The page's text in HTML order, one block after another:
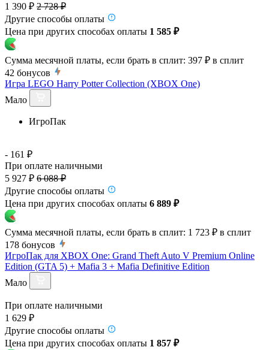
1 390 ₽ 2 728 ₽
Другие способы оплаты
Цена при других способах оплаты 1 585 ₽
Сумма месячной платы, если брать в сплит: 397 ₽ в сплит
42 бонусов
Игра LEGO Harry Potter Collection (XBOX One)
Мало
ИгроПак
- 161 ₽
При оплате наличными
5 927 ₽ 6 088 ₽
Другие способы оплаты
Цена при других способах оплаты 6 889 ₽
Сумма месячной платы, если брать в сплит: 1 723 ₽ в сплит
178 бонусов
ИгроПак для XBOX One: Grand Theft Auto V Premium Online
Edition (GTA 5) + Mafia 3 + Mafia Definitive Edition
Мало
При оплате наличными
1 629 ₽
Другие способы оплаты
Цена при других способах оплаты 1 857 ₽